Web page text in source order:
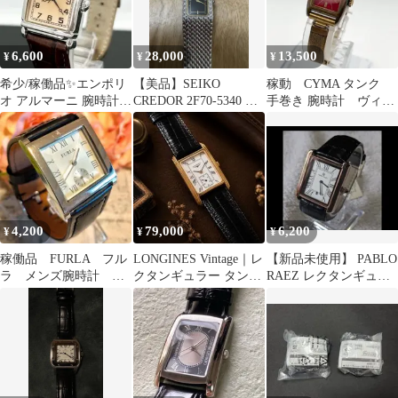
¥6,600
希少/稼働品✨エンポリ
オ アルマーニ 腕時計
tank クォーツ メンズ
¥28,000
【美品】SEIKO
CREDOR 2F70-5340 レ
ディース腕時計
¥ 13,500
稼動 CYMA タンク
手巻き 腕時計 ヴィン
ィース
¥4,200
稼働品 FURLA フル
ラ メンズ腕時計
TANK タンク ロー
マン スモセコ
¥79,000
LONGINES Vintage｜レ
クタンギュラー タンク
サントス 腕時計
¥6,200
【新品未使用】 PABLO
RAEZ レクタンギュラ